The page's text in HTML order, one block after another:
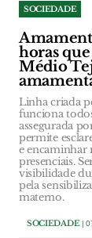
SOCIEDADE
horas
Médio
Linha criada
funciona
assegurada
permite
e encaminhar
presenciais.
visibilidade
pela
materno.
SOCIEDADE|